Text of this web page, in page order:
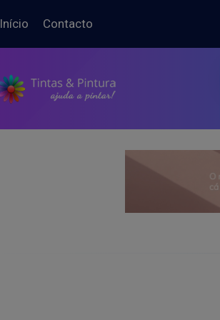
Início Contacto